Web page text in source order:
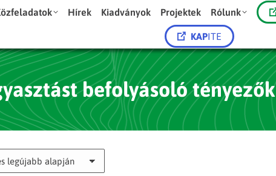
Hírek Kiadványok Projektek Rólunk
KAPITE
befolyásoló tényezők